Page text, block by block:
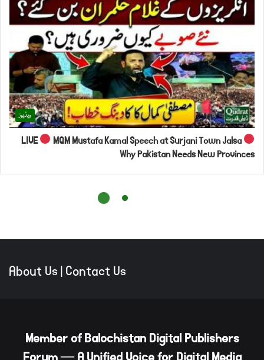
About Us|Contact Us
Member of Balochistan Digital Publishers